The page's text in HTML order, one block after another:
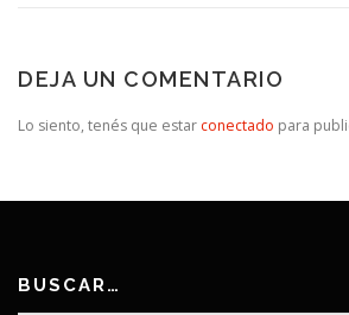
DEJA UN COMENTARIO
Lo siento, tenés que estar conectado para
BUSCAR…